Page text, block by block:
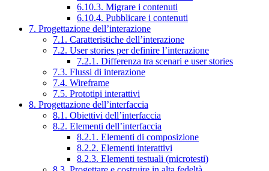
6.10.3. Migrare i contenuti
6.10.4. Pubblicare i contenuti
7. Progettazione dell’interazione
7.1. Caratteristiche dell’interazione
7.2. User stories per definire l’interazione
7.2.1. Differenza tra scenari e user stories
7.3. Flussi di interazione
7.4. Wireframe
7.5. Prototipi interattivi
8. Progettazione dell’interfaccia
8.1. Obiettivi dell’interfaccia
8.2. Elementi dell’interfaccia
8.2.1. Elementi di composizione
8.2.2. Elementi interattivi
8.2.3. Elementi testuali (microtesti)